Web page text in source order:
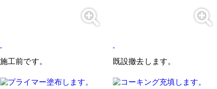
施工前です。 既設撤去します。